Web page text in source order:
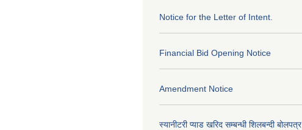
Notice for the Letter of Intent.
Financial Bid Opening Notice
Amendment Notice
स्यानीटरी प्याड खरिद सम्बन्धी शिलबन्दी बोलपत्र